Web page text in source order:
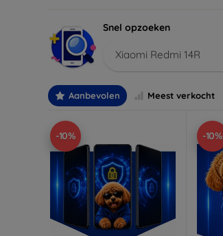
Snel opzoeken
Xiaomi Redmi 14R
Aanbevolen Meest verkocht
-10% -10%